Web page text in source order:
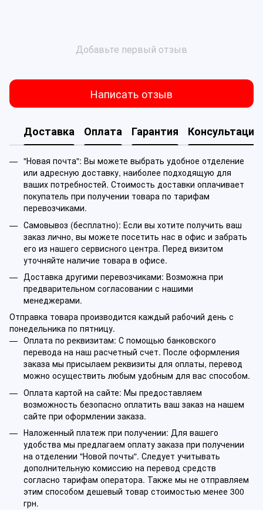
Добавьте первый отзыв
Написать отзыв
Доставка Оплата Гарантия Консультация
"Новая почта": Вы можете выбрать удобное отделение
или адресную доставку, наиболее подходящую для
ваших потребностей. Стоимость доставки оплачивает
покупатель при получении товара по тарифам
перевозчиками.
Самовывоз (бесплатно): Если вы хотите получить ваш
заказ лично, вы можете посетить нас в офис и забрать
его из нашего сервисного центра. Перед визитом
уточняйте наличие товара в офисе.
Доставка другими перевозчиками: Возможна при
предварительном согласовании с нашими
менеджерами.
Отправка товара производится каждый рабочий день с
понедельника по пятницу.
Оплата по реквизитам: С помощью банковского
перевода на наш расчетный счет. После оформления
заказа мы присылаем реквизиты для оплаты, перевод
можно осуществить любым удобным для вас способом.
Оплата картой на сайте: Мы предоставляем
возможность безопасно оплатить ваш заказ на нашем
сайте при оформлении заказа.
Наложенный платеж при получении: Для вашего
удобства мы предлагаем оплату заказа при получении
на отделении "Новой почты". Следует учитывать
дополнительную комиссию на перевод средств
согласно тарифам оператора. Также мы не отправляем
этим способом дешевый товар стоимостью менее 300
грн.